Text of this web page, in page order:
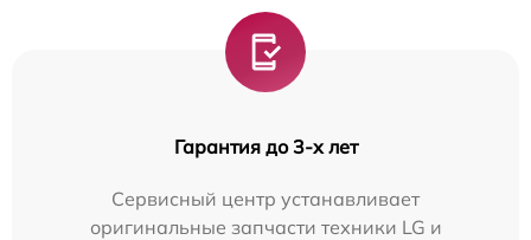
Гарантия до 3-х лет
Сервисный центр устанавливает
оригинальные запчасти техники LG и